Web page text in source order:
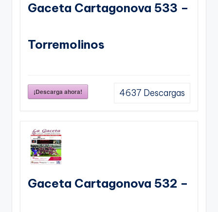
Gaceta Cartagonova 533 –
Torremolinos
¡Descarga ahora! 4637 Descargas
Gaceta Cartagonova 532 –